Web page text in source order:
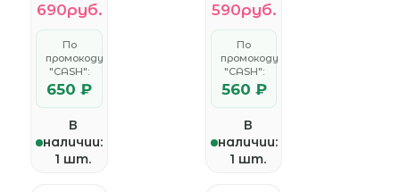
корпус (HS-
USB-M200
128G)
690руб.
По
промокоду
"CASH":
650 ₽
В
наличии:
1 шт.
-128G-
20BK)
590руб.
По
промокоду
"CASH":
560 ₽
В
наличии:
1 шт.